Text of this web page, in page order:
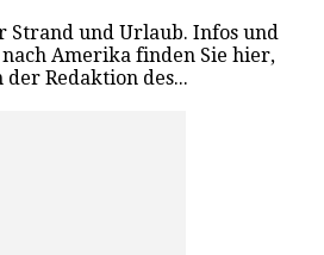
Strand und Urlaub. Infos und
Amerika finden Sie hier,
Redaktion des...